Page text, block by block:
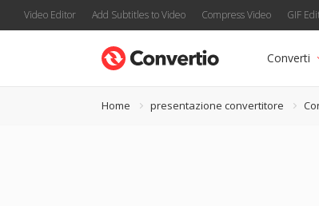
Video Editor Add Subtitles to Video Compress Video GIF
Converti
Home presentazione convertitore